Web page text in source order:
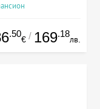
.50
€ / 169.18
лв.